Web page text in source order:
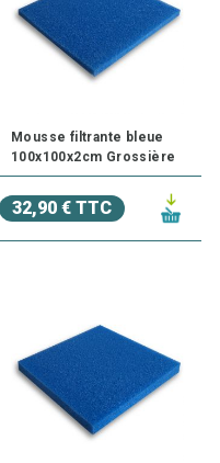
Mousse filtrante bleue
100x100x2cm Grossière
32,90 € TTC